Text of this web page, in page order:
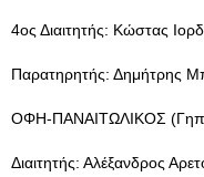
4ος Διαιτητής: Κώστας
Παρατηρητής: Δημήτρης
ΟΦΗ-ΠΑΝΑΙΤΩΛΙΚΟΣ (Γηπ.
Διαιτητής: Αλέξανδρος